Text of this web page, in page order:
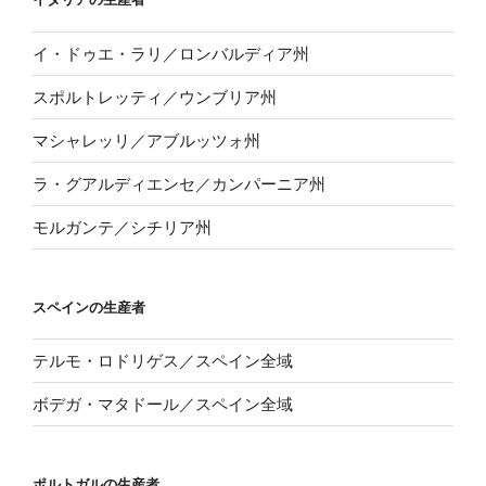
イ・ドゥエ・ラリ／ロンバルディア州
スポルトレッティ／ウンブリア州
マシャレッリ／アブルッツォ州
ラ・グアルディエンセ／カンパーニア州
モルガンテ／シチリア州
スペインの生産者
テルモ・ロドリゲス／スペイン全域
ボデガ・マタドール／スペイン全域